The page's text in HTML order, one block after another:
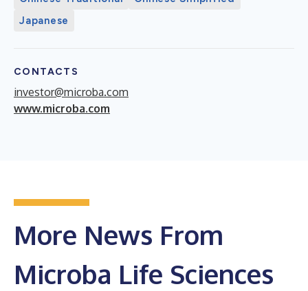
Japanese
CONTACTS
investor@microba.com
www.microba.com
More News From
Microba Life Sciences